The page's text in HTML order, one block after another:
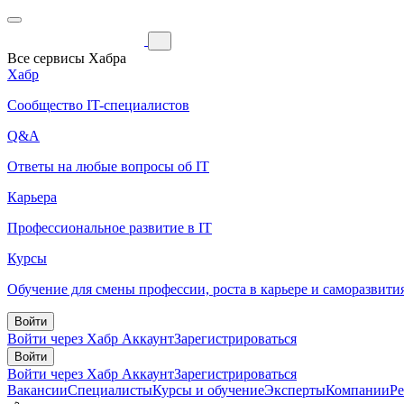
Все сервисы Хабра
Хабр
Сообщество IT-специалистов
Q&A
Ответы на любые вопросы об IT
Карьера
Профессиональное развитие в IT
Курсы
Обучение для смены профессии, роста в карьере и
Войти
Войти через Хабр АккаунтЗарегистрироваться
Войти
Войти через Хабр АккаунтЗарегистрироваться
ВакансииСпециалистыКурсы и обучениеЭкспертыКомпании